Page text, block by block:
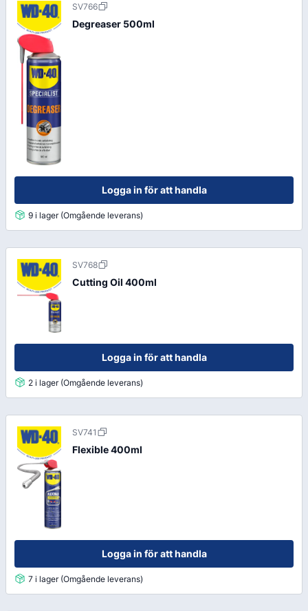
SV766
Degreaser 500ml
Logga in för att handla
9 i lager (Omgående leverans)
SV768
Cutting Oil 400ml
Logga in för att handla
2 i lager (Omgående leverans)
SV741
Flexible 400ml
Logga in för att handla
7 i lager (Omgående leverans)